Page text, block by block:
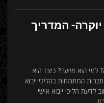
יוקרה- המדריך
למי הוא מיועד? כיצד הוא
המתמחות בהליכי ייבוא
לדעת הליכי ייבוא אישי